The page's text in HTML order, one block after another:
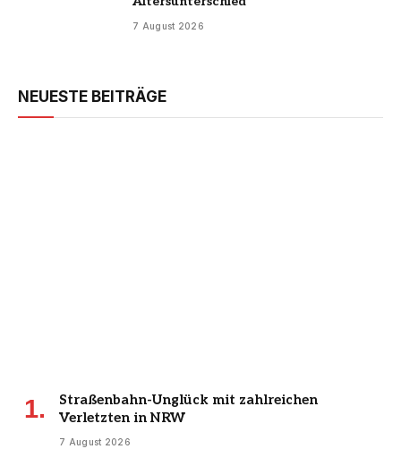
7 August 2026
NEUESTE BEITRÄGE
Straßenbahn-Unglück mit zahlreichen
Verletzten in NRW
7 August 2026